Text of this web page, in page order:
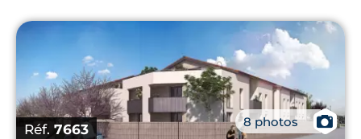
Réf. 7663 8 photos
📷